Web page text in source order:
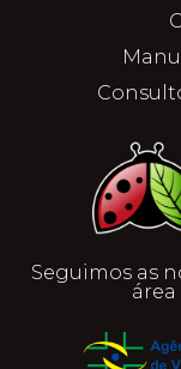
Seguimos as